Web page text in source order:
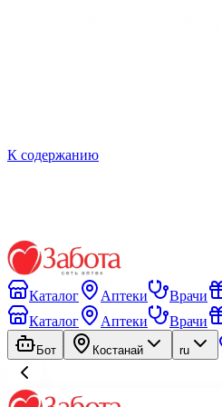
К содержанию
Каталог Аптеки Врачи
Каталог
Аптеки Врачи
Бот Костанай ru